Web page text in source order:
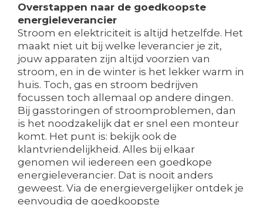
Overstappen naar de goedkoopste
energieleverancier
Stroom en elektriciteit is altijd hetzelfde. Het
maakt niet uit bij welke leverancier je zit,
jouw apparaten zijn altijd voorzien van
stroom, en in de winter is het lekker warm in
huis. Toch, gas en stroom bedrijven
focussen toch allemaal op andere dingen.
Bij gasstoringen of stroomproblemen, dan
is het noodzakelijk dat er snel een monteur
komt. Het punt is: bekijk ook de
klantvriendelijkheid. Alles bij elkaar
genomen wil iedereen een goedkope
energieleverancier. Dat is nooit anders
geweest. Via de energievergelijker ontdek je
eenvoudig de goedkoopste